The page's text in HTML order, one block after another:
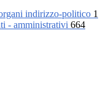
indirizzo-politico 1
- amministrativi 664